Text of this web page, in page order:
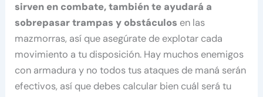
sirven en combate, también te ayudará a
sobrepasar trampas y obstáculos en las
mazmorras, así que asegúrate de explotar cada
movimiento a tu disposición. Hay muchos enemigos
con armadura y no todos tus ataques de maná serán
efectivos, así que debes calcular bien cuál será tu